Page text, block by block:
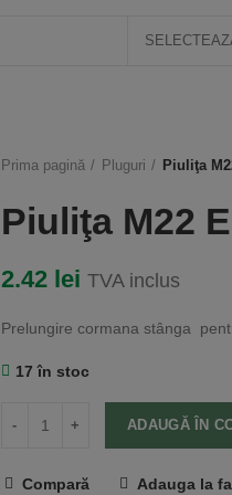
Prima pagină
Pluguri Piuliţa
Piuliţa M22
2.42 lei TVA inclus
Prelungire cormana stânga
17 în stoc
ADAUGĂ ÎN
Compară Adauga la